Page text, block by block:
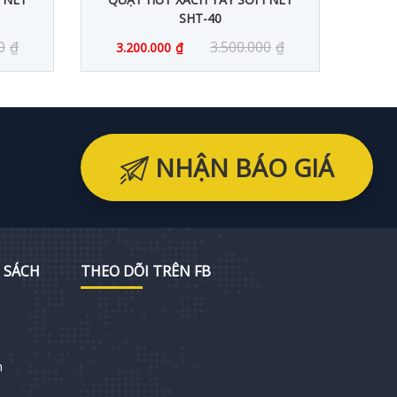
₫
SHT-40
3.200.000 ₫ 3.500.000 ₫
NHẬN BÁO GIÁ
THEO DÕI TRÊN FB